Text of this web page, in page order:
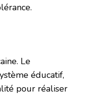
Le
éducatif,
pour réaliser